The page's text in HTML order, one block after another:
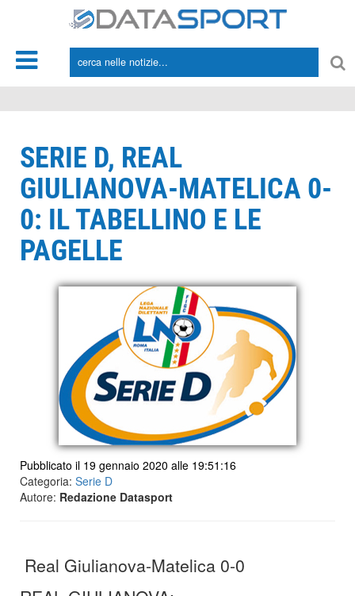
SERIE D, REAL
GIULIANOVA-MATELICA 0-
0: IL TABELLINO E LE
PAGELLE
Pubblicato il 19 gennaio 2020 alle 19:51:16
Categoria: Serie D
Autore: Redazione Datasport
Real Giulianova-Matelica 0-0